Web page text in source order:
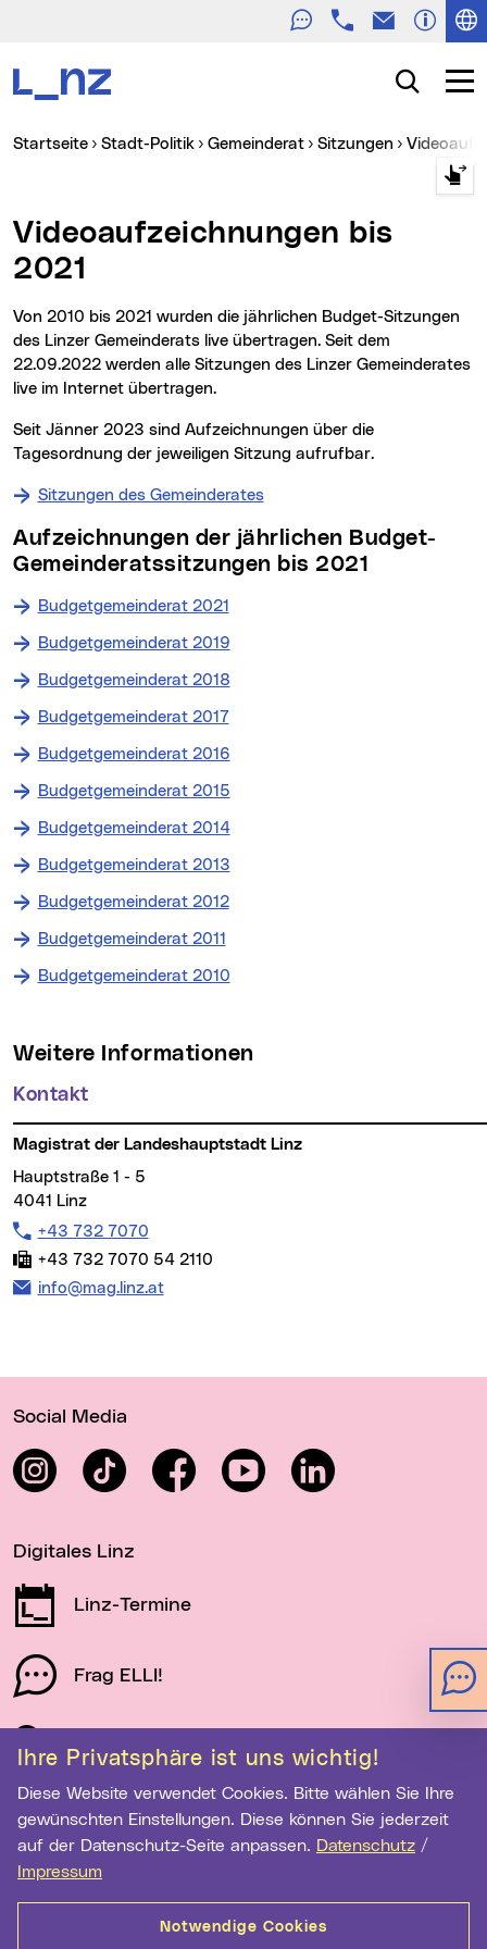
Ihre Privatsphäre ist uns wichtig!
Diese Website verwendet Cookies. Bitte wählen Sie Ihre
gewünschten Einstellungen. Diese können Sie jederzeit
auf der Datenschutz-Seite anpassen. Datenschutz /
Impressum
Notwendige Cookies
TelefonE-Mail
Suche
Sie sind hier:
Startseite Stadt-Politik Gemeinderat Sitzungen
Videoaufzeichnungen bis
2021
Von 2010 bis 2021 wurden die jährlichen Budget-Sitzungen
des Linzer Gemeinderats live übertragen. Seit dem
22.09.2022 werden alle Sitzungen des Linzer Gemeinderates
live im Internet übertragen.
Seit Jänner 2023 sind Aufzeichnungen über die
Tagesordnung der jeweiligen Sitzung aufrufbar.
Sitzungen des Gemeinderates
Aufzeichnungen der jährlichen Budget-
Gemeinderatssitzungen bis 2021
Budgetgemeinderat 2021
Budgetgemeinderat 2019
Budgetgemeinderat 2018
Budgetgemeinderat 2017
Budgetgemeinderat 2016
Budgetgemeinderat 2015
Budgetgemeinderat 2014
Budgetgemeinderat 2013
Budgetgemeinderat 2012
Budgetgemeinderat 2011
Budgetgemeinderat 2010
Weitere Informationen
Kontakt
Magistrat der Landeshauptstadt Linz
Hauptstraße 1 - 5
4041 Linz
Telefon:
+43 732 7070
Fax:
+43 732 7070 54 2110
E-Mail Adresse:
info@mag.linz.at
Social Media
InstagramTikTok FacebookYouTube LinkedIn
Digitales Linz
Linz-Termine
Frag ELLI!
Schau auf Linz
Newsletter-Anmeldung
E-Mail-Adresse eingeben